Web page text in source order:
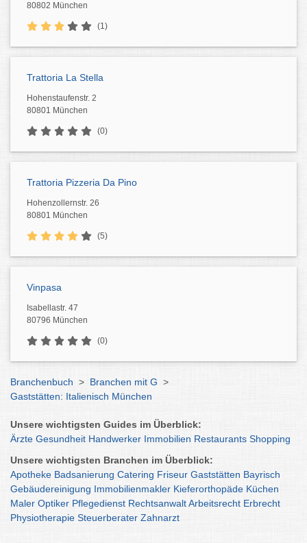
80802 München
(1)
Trattoria La Stella
Hohenstaufenstr. 2
80801 München
(0)
Trattoria Pizzeria Da Pino
Hohenzollernstr. 26
80801 München
(5)
Vinpasa
Isabellastr. 47
80796 München
(0)
Branchenbuch > Branchen mit G >
Gaststätten: Italienisch München
Unsere wichtigsten Guides im Überblick:
Ärzte Gesundheit Handwerker Immobilien Restaurants Shopping
Unsere wichtigsten Branchen im Überblick:
Apotheke Badsanierung Catering Friseur Gaststätten Bayrisch
Gebäudereinigung Immobilienmakler Kieferorthopäde Küchen
Maler Optiker Pflegedienst RechtsanwaltArbeitsrecht Erbrecht
Physiotherapie Steuerberater Zahnarzt